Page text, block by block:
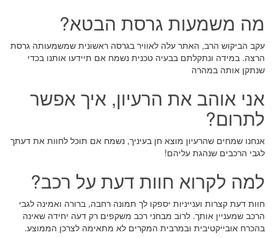
מה משמעות גרסת הבטא?
עקב הביקוש הרב, האתר עלה לאוויר בגרסה ראשונית שמשמעותה גרסת
הרצה. במידה ונתקלתם בבעיה טכנית נשמח אם תיידעו אותנו בכדי
שנתקן אותה במהרה
אני אוהב את הרעיון, איך אפשר
לתרום?
אנחנו שמחים שהרעיון מוצא חן בעיניך, נשמח אם תוכל לחוות את דעתך
לגבי הרכבים שנהגת עליהם!
למה לקרוא חוות דעת על רכב?
חוות דעת קצרות וענייניות יספקו לך תמונה רחבה, ברורה ואמינה לגבי
הרכב שמעניין אותך. לרוב מבחני רכב משקפים רק דעה יחידה שאינה
בהכרח אובייקטיבית ובמרבית המקרים לא מתאימה לצרכן הממוצע.